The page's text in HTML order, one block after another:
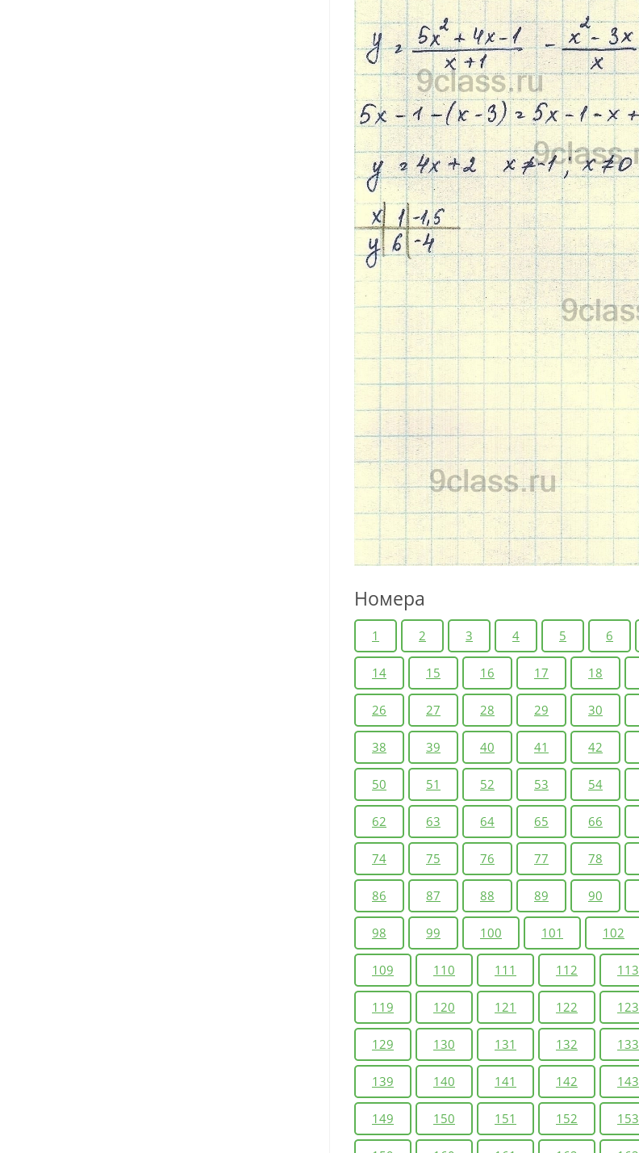
Номера
1 2 3 4 5 6
14 15 16 17 18
26 27 28 29 30
38 39 40 41 42
50 51 52 53 54
62 63 64 65 66
74 75 76 77 78
86 87 88 89 90
98 99 100 101 102
109 110 111 112 113
119 120 121 122 123
129 130 131 132 133
139 140 141 142 143
149 150 151 152 153